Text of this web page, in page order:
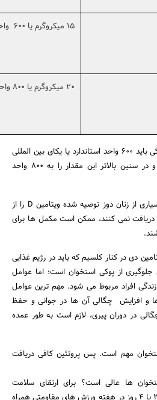
15 میکروگرم یا 600 واحد بین المللی (iu)
20 میکروگرم یا 800 واحد بین المللی (iu)
به این ترتیب تا سن هفتاد سالگی باید 600 واحد استاندارد یا یکای بین المللی
(IU) ویتامین دی دریافت کنید و در سنین بالاتر این مقدار را به 800 واحد
علاوه بر این ها از آنجایی که بسیاری از زنان دوز توصیه شده ویتامین D را از
دریافت نمی کنند، ممکن است مکمل ها برای
دی در کنار کلسیم که باید در رژیم غذایی
از پوکی استخوان است؛ اما عوامل
افراد مربوط می شود. مهم ترین عوامل
و افزایش چگالی آن ها در جوانی و حفظ
در دوران پیری، لازم است به طور عمده
مهم است. پس پروتئین کافی دریافت
ها عالی است؟ برای ارتقای سلامت